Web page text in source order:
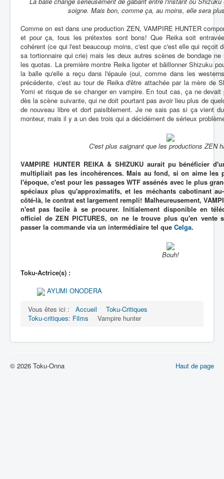
soigne. Mais bon, comme ça, au moins, elle sera
Comme on est dans une production ZEN, VAMPIRE HUNTER
et pour ça, tous les prétextes sont bons! Que Reika soit
cohérent (ce qui l'est beaucoup moins, c'est que c'est elle qui reçoit
sa tortionnaire qui crie) mais les deux autres scènes de bondage
les quotas. La première montre Reika ligoter et bâillonner Shizuku
la balle qu'elle a reçu dans l'épaule (oui, comme dans les
précédente, c'est au tour de Reika d'être attachée par la mère de
Yomi et risque de se changer en vampire. En tout cas, ça ne
dès la scène suivante, qui ne doit pourtant pas avoir lieu plus de
de nouveau libre et dort paisiblement. Je ne sais pas si ça vient
monteur, mais il y a un des trois qui a décidément de sérieux
C'est plus saignant que les productions ZEN
VAMPIRE HUNTER REIKA & SHIZUKU aurait pu bénéficier
multipliait pas les incohérences. Mais au fond, si on aime les
l'époque, c'est pour les passages WTF assénés avec le plus
spéciaux plus qu'approximatifs, et les méchants cabotinant
côté-là, le contrat est largement rempli! Malheureusement,
n'est pas facile à se procurer. Initialement disponible en
officiel de ZEN PICTURES, on ne le trouve plus qu'en
passer la commande via un intermédiaire tel que Celga.
Bouh!
Toku-Actrice(s) :
AYUMI ONODERA
Vous êtes ici :
Accueil
Toku-Critiques
Toku-critiques: Films
Vampire hunter
Haut de page
© 2026 Toku-Onna